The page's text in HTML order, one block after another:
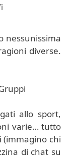
nessunissima
diverse.
allo sport,
varie… tutto
(immagino chi
di chat su